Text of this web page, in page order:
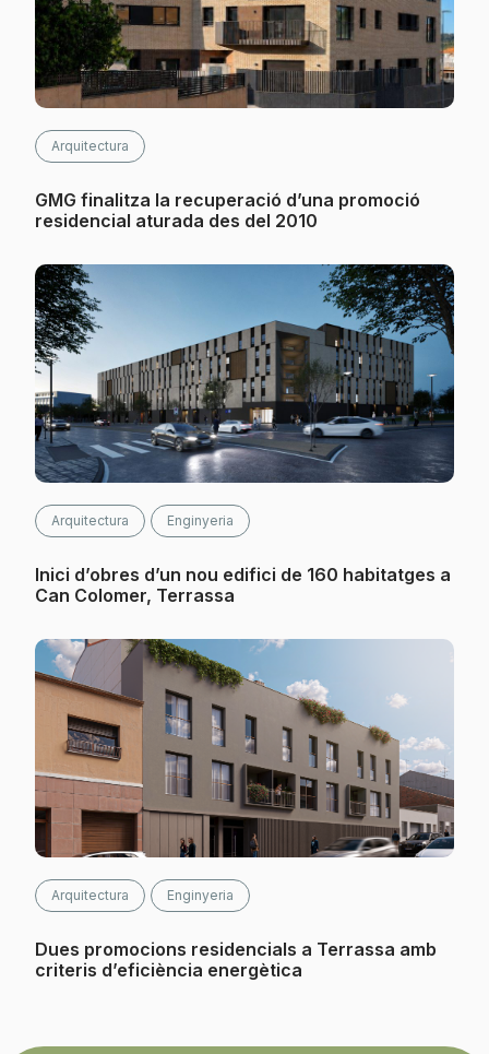
Arquitectura
GMG finalitza la recuperació d’una promoció
residencial aturada des del 2010
Arquitectura Enginyeria
Inici d’obres d’un nou edifici de 160 habitatges a
Can Colomer, Terrassa
Arquitectura Enginyeria
Dues promocions residencials a Terrassa amb
criteris d’eficiència energètica